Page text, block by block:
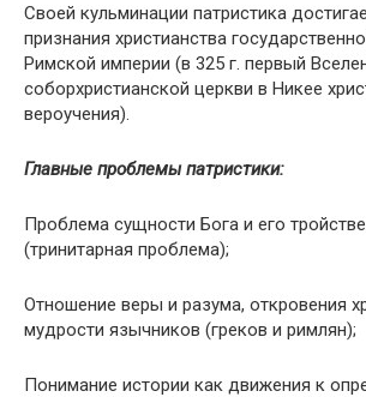
Своей кульминации патристика
признания христианства
Римской империи (в 325 г. первый
соборхристианской церкви в Никее
вероучения).
Главные проблемы патристики:
Проблема сущности Бога и его
(тринитарная проблема);
Отношение веры и разума, откровения
мудрости язычников (греков и римлян);
Понимание истории как движения к